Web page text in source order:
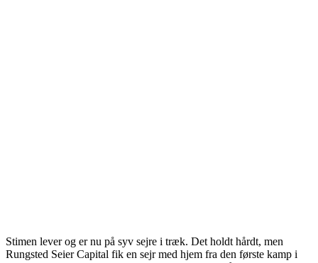
Stimen lever og er nu på syv sejre i træk. Det holdt hårdt, men
Rungsted Seier Capital fik en sejr med hjem fra den første kamp i